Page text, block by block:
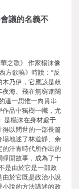
議的名義不
之歌》 作家楊沫像
方欲曉》時說：“反
乃伊，它應該是鼓
海、飛在無窮遼闊
這一思惟一向貫串
品中獨樹一幟，尤
是楊沫在身材處于
以問世的一部長篇
地述了林道靜、余
汗青時代所作出的
開故事，成為了十
是由於它是一部政
於它既是政治小說
說的方法講述的政